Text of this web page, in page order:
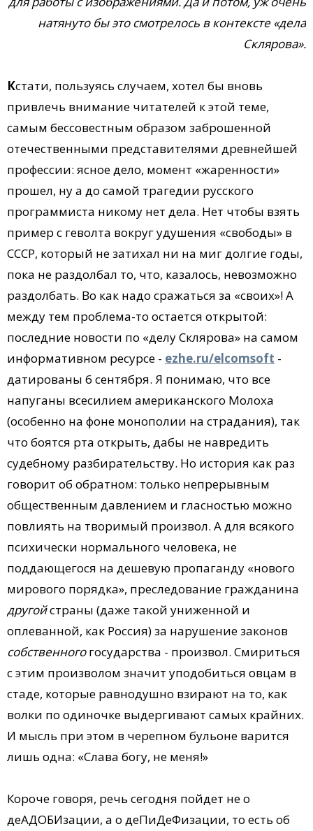
натянуто бы это смотрелось в контексте «дела
Склярова».
Кстати, пользуясь случаем, хотел бы вновь
привлечь внимание читателей к этой теме,
самым бессовестным образом заброшенной
отечественными представителями древнейшей
профессии: ясное дело, момент «жаренности»
прошел, ну а до самой трагедии русского
программиста никому нет дела. Нет чтобы взять
пример с геволта вокруг удушения «свободы» в
СССР, который не затихал ни на миг долгие годы,
пока не раздолбал то, что, казалось, невозможно
раздолбать. Во как надо сражаться за «своих»! А
между тем проблема-то остается открытой:
последние новости по «делу Склярова» на самом
информативном ресурсе - ezhe.ru/elcomsoft -
датированы 6 сентября. Я понимаю, что все
напуганы всесилием американского Молоха
(особенно на фоне монополии на страдания), так
что боятся рта открыть, дабы не навредить
судебному разбирательству. Но история как раз
говорит об обратном: только непрерывным
общественным давлением и гласностью можно
повлиять на творимый произвол. А для всякого
психически нормального человека, не
поддающегося на дешевую пропаганду «нового
мирового порядка», преследование гражданина
другойстраны (даже такой униженной и
оплеванной, как Россия) за нарушение законов
собственногогосударства - произвол. Смириться
с этим произволом значит уподобиться овцам в
стаде, которые равнодушно взирают на то, как
волки по одиночке выдергивают самых крайних.
И мысль при этом в черепном бульоне варится
лишь одна: «Слава богу, не меня!»
Короче говоря, речь сегодня пойдет не о
деАДОБИзации, а о деПиДеФизации, то есть об